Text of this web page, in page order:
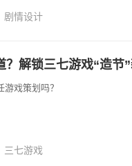
剧情设计
？解锁三七游戏“造节
戏策划吗？
三七游戏